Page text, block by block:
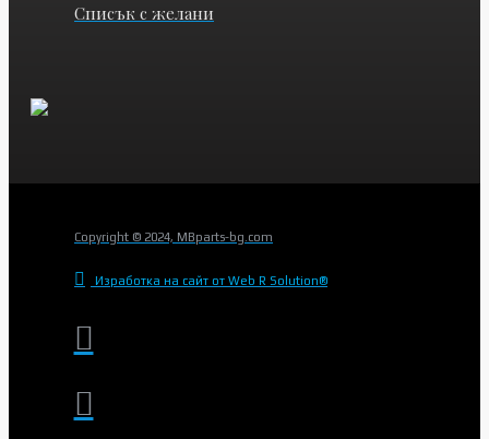
Списък с желани
Copyright © 2024, MBparts-bg.com
Изработка на сайт от Web R Solution®